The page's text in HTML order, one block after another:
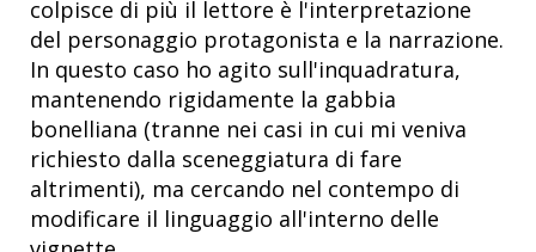
colpisce di più il lettore è l'interpretazione
del personaggio protagonista e la narrazione.
In questo caso ho agito sull'inquadratura,
mantenendo rigidamente la gabbia
bonelliana (tranne nei casi in cui mi veniva
richiesto dalla sceneggiatura di fare
altrimenti), ma cercando nel contempo di
modificare il linguaggio all'interno delle